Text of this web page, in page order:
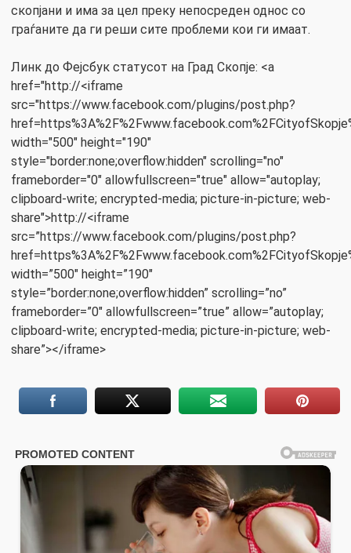
скопјани и има за цел преку непосреден однос со
граѓаните да ги реши сите проблеми кои ги имаат.
Линк до Фејсбук статусот на Град Скопје: <a
href="http://<iframe
src="https://www.facebook.com/plugins/post.php?
width="500" height="190"
style="border:none;overflow:hidden" scrolling="no"
frameborder="0" allowfullscreen="true" allow="autoplay;
clipboard-write; encrypted-media; picture-in-picture; web-
share">http://<iframe
src=”https://www.facebook.com/plugins/post.php?
width=”500″ height=”190″
style=”border:none;overflow:hidden” scrolling=”no”
frameborder=”0″ allowfullscreen=”true” allow=”autoplay;
clipboard-write; encrypted-media; picture-in-picture; web-
share”></iframe>